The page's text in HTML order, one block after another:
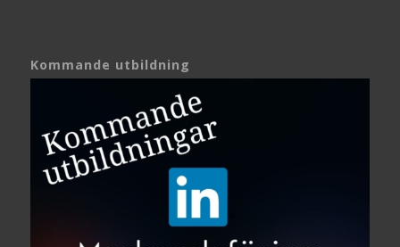
Kommande utbildning